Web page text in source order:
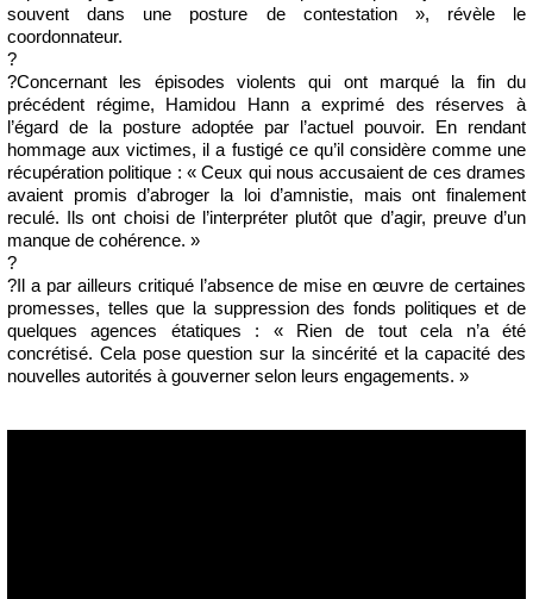
souvent dans une posture de contestation », révèle le
coordonnateur.
?
?Concernant les épisodes violents qui ont marqué la fin du
précédent régime, Hamidou Hann a exprimé des réserves à
l’égard de la posture adoptée par l’actuel pouvoir. En rendant
hommage aux victimes, il a fustigé ce qu’il considère comme une
récupération politique : « Ceux qui nous accusaient de ces drames
avaient promis d’abroger la loi d’amnistie, mais ont finalement
reculé. Ils ont choisi de l’interpréter plutôt que d’agir, preuve d’un
manque de cohérence. »
?
?Il a par ailleurs critiqué l’absence de mise en œuvre de certaines
promesses, telles que la suppression des fonds politiques et de
quelques agences étatiques : « Rien de tout cela n’a été
concrétisé. Cela pose question sur la sincérité et la capacité des
nouvelles autorités à gouverner selon leurs engagements. »